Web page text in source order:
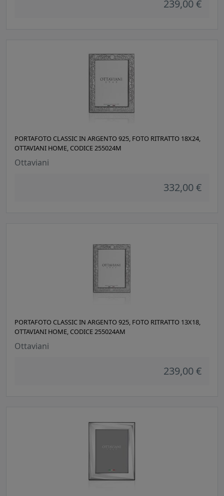
239,00 €
PORTAFOTO CLASSIC IN ARGENTO 925, FOTO RITRATTO 18X24,
OTTAVIANI HOME, CODICE 255024M
Ottaviani
332,00 €
PORTAFOTO CLASSIC IN ARGENTO 925, FOTO RITRATTO 13X18,
OTTAVIANI HOME, CODICE 255024AM
Ottaviani
239,00 €